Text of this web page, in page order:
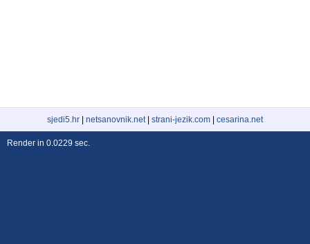
sjedi5.hr netsanovnik.net| strani-jezik.com cesarina.net
Render in 0.0229 sec.